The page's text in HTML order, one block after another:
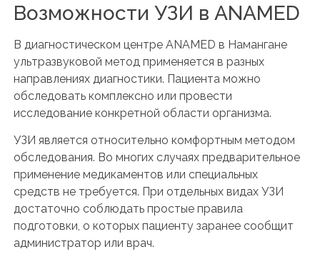
Возможности УЗИ в ANAMED
В диагностическом центре ANAMED в Намангане
ультразвуковой метод применяется в разных
направлениях диагностики. Пациента можно
обследовать комплексно или провести
исследование конкретной области организма.
УЗИ является относительно комфортным методом
обследования. Во многих случаях предварительное
применение медикаментов или специальных
средств не требуется. При отдельных видах УЗИ
достаточно соблюдать простые правила
подготовки, о которых пациенту заранее сообщит
администратор или врач.